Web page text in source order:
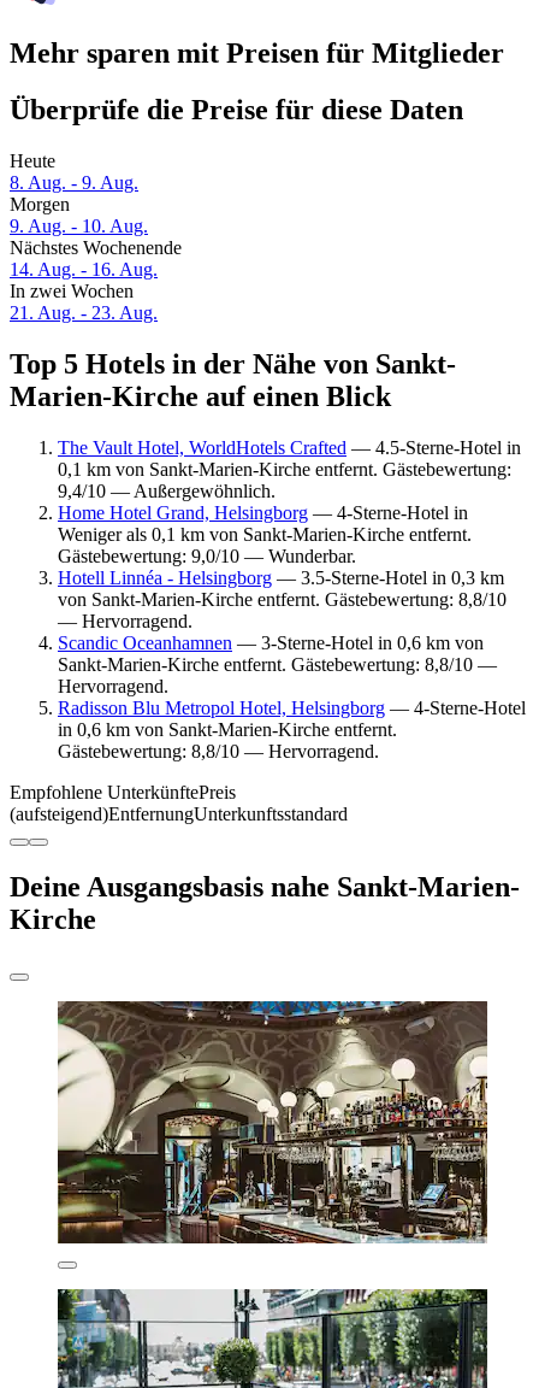
Mehr sparen mit Preisen für Mitglieder
Überprüfe die Preise für diese Daten
Heute
8. Aug. - 9. Aug.
Morgen
9. Aug. - 10. Aug.
Nächstes Wochenende
14. Aug. - 16. Aug.
In zwei Wochen
21. Aug. - 23. Aug.
Top 5 Hotels in der Nähe von Sankt-
Marien-Kirche auf einen Blick
The Vault Hotel, WorldHotels Crafted — 4.5-Sterne-Hotel in
0,1 km von Sankt-Marien-Kirche entfernt. Gästebewertung:
9,4/10 — Außergewöhnlich.
Home Hotel Grand, Helsingborg — 4-Sterne-Hotel in
Weniger als 0,1 km von Sankt-Marien-Kirche entfernt.
Gästebewertung: 9,0/10 — Wunderbar.
Hotell Linnéa - Helsingborg — 3.5-Sterne-Hotel in 0,3 km
von Sankt-Marien-Kirche entfernt. Gästebewertung: 8,8/10
— Hervorragend.
Scandic Oceanhamnen — 3-Sterne-Hotel in 0,6 km von
Sankt-Marien-Kirche entfernt. Gästebewertung: 8,8/10 —
Hervorragend.
Radisson Blu Metropol Hotel, Helsingborg — 4-Sterne-Hotel
in 0,6 km von Sankt-Marien-Kirche entfernt.
Gästebewertung: 8,8/10 — Hervorragend.
Empfohlene UnterkünftePreis
(aufsteigend)EntfernungUnterkunftsstandard
Deine Ausgangsbasis nahe Sankt-Marien-
Kirche